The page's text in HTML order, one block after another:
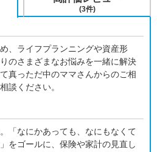
、ライフプランニングや資産形
のさまざまなお悩みを一緒に解決
真っただ中のママさんからのご相
談ください。
「なにかあっても、なにもなくて
をゴールに、保険や家計の見直し
(3件)